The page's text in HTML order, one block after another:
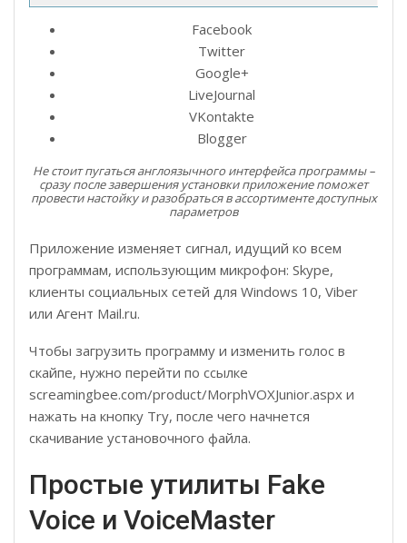
Facebook
Twitter
Google+
LiveJournal
VKontakte
Blogger
Не стоит пугаться англоязычного интерфейса программы –
сразу после завершения установки приложение поможет
провести настойку и разобраться в ассортименте доступных
параметров
Приложение изменяет сигнал, идущий ко всем
программам, использующим микрофон: Skype,
клиенты социальных сетей для Windows 10, Viber
или Агент Mail.ru.
Чтобы загрузить программу и изменить голос в
скайпе, нужно перейти по ссылке
screamingbee.com/product/MorphVOXJunior.aspx и
нажать на кнопку Try, после чего начнется
скачивание установочного файла.
Простые утилиты Fake
Voice и VoiceMaster